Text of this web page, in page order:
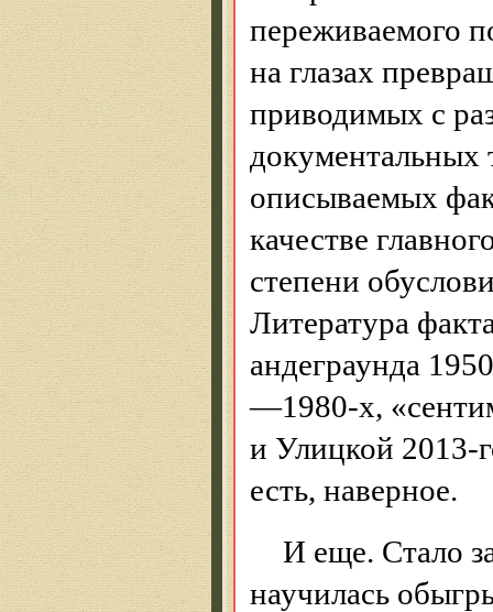
переживаемого
на глазах
приводимых с
документальных
описываемых
качестве
степени
Литература
андеграунда
—1980-х,
и Улицкой 2013-
есть, наверное.
И еще. Стало
научилась